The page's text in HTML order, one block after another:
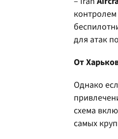
для атак
От
Однако
схема
самых